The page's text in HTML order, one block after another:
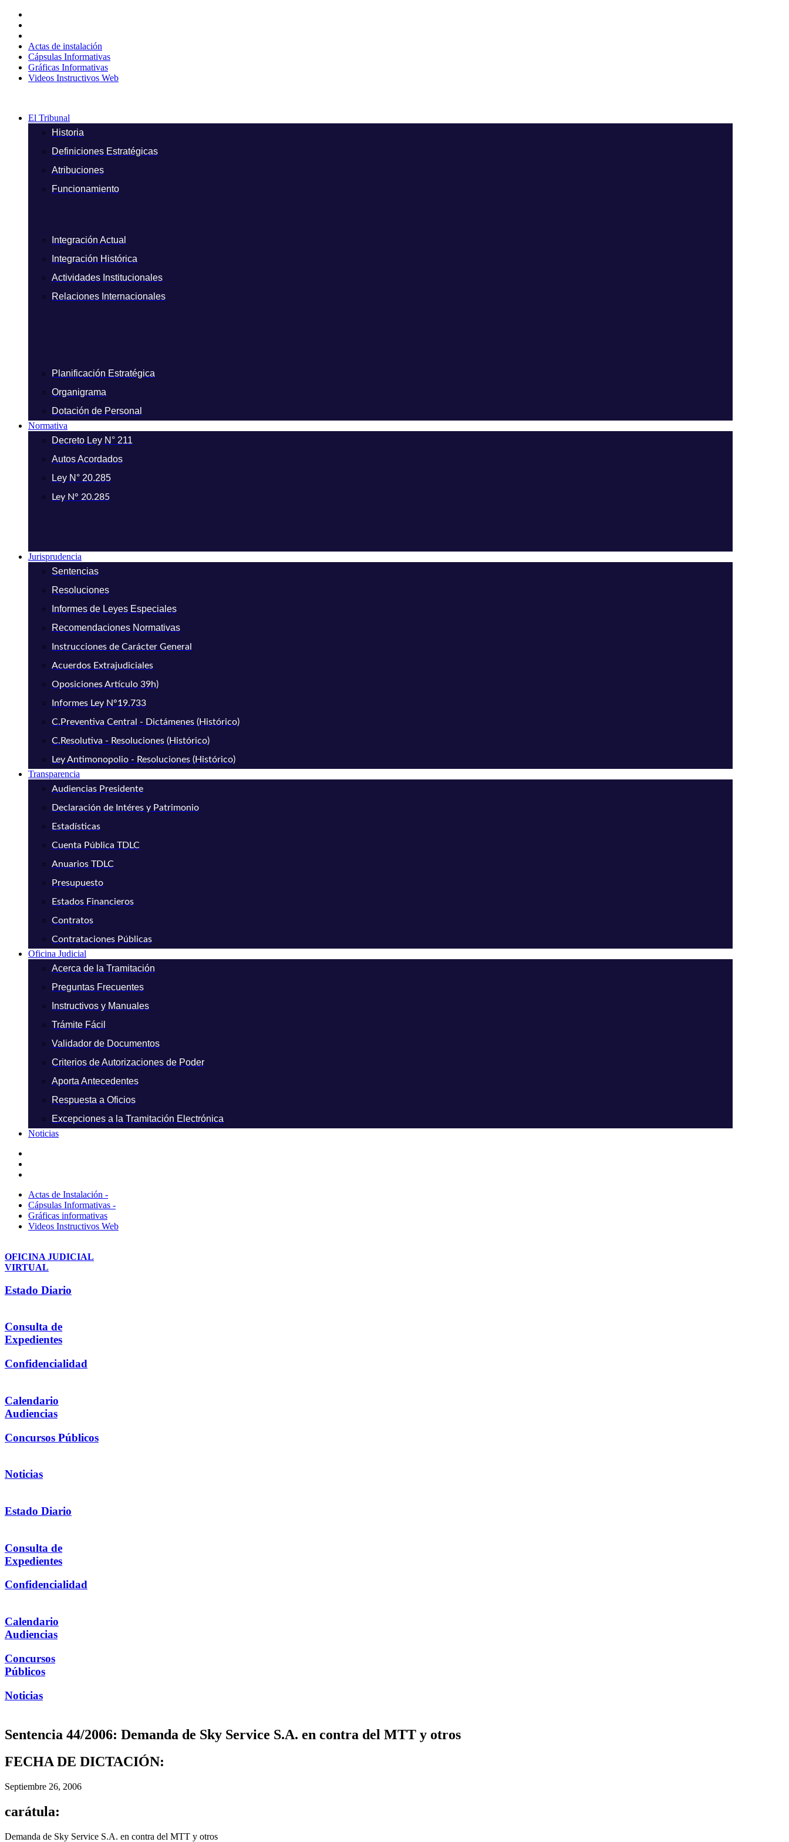
contenido
Actas de instalación
Cápsulas Informativas
Gráficas Informativas
Videos Instructivos Web
El Tribunal
Historia
Definiciones Estratégicas
Atribuciones
Funcionamiento
Integración Actual
Integración Histórica
Actividades Institucionales
Relaciones Internacionales
Planificación Estratégica
Organigrama
Dotación de Personal
Normativa
Decreto Ley N° 211
Autos Acordados
Ley N° 20.285
Ley N° 20.285
Jurisprudencia
Sentencias
Resoluciones
Informes de Leyes Especiales
Recomendaciones Normativas
Instrucciones de Carácter General
Acuerdos Extrajudiciales
Oposiciones Artículo 39h)
Informes Ley N°19.733
C.Preventiva Central - Dictámenes (Histórico)
C.Resolutiva - Resoluciones (Histórico)
Ley Antimonopolio - Resoluciones (Histórico)
Transparencia
Audiencias Presidente
Declaración de Intéres y Patrimonio
Estadísticas
Cuenta Pública TDLC
Anuarios TDLC
Presupuesto
Estados Financieros
Contratos
Contrataciones Públicas
Oficina Judicial
Acerca de la Tramitación
Preguntas Frecuentes
Instructivos y Manuales
Trámite Fácil
Validador de Documentos
Criterios de Autorizaciones de Poder
Aporta Antecedentes
Respuesta a Oficios
Excepciones a la Tramitación Electrónica
Noticias
Actas de Instalación -
Cápsulas Informativas -
Gráficas informativas
Videos Instructivos Web
OFICINA JUDICIAL
VIRTUAL
Estado Diario
Consulta de
Expedientes
Confidencialidad
Calendario
Audiencias
Concursos Públicos
Noticias
Estado Diario
Consulta de
Expedientes
Confidencialidad
Calendario
Audiencias
Concursos
Públicos
Noticias
Sentencia 44/2006: Demanda de Sky Service S.A. en contra del MTT y otros
FECHA DE DICTACIÓN:
Septiembre 26, 2006
carátula:
Demanda de Sky Service S.A. en contra del MTT y otros